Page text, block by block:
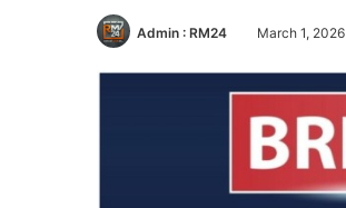
Admin : RM24 March 1, 2026